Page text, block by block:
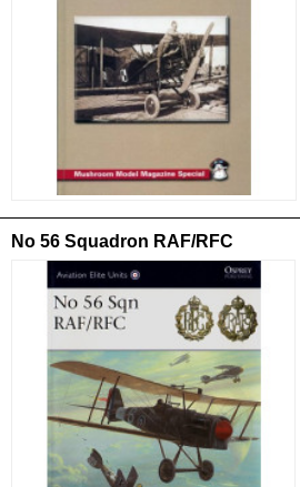
No 56 Squadron RAF/RFC